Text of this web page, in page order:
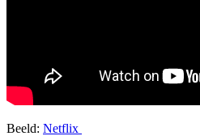
Beeld: Netflix